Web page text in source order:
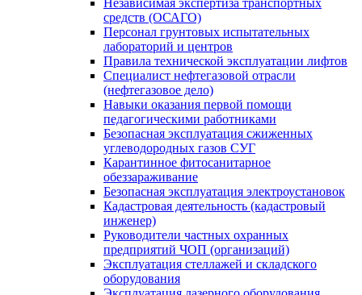
Независимая экспертиза транспортных
средств (ОСАГО)
Персонал грунтовых испытательных
лабораторий и центров
Правила технической эксплуатации лифтов
Специалист нефтегазовой отрасли
(нефтегазовое дело)
Навыки оказания первой помощи
педагогическими работниками
Безопасная эксплуатация сжиженных
углеводородных газов СУГ
Карантинное фитосанитарное
обеззараживание
Безопасная эксплуатация электроустановок
Кадастровая деятельность (кадастровый
инженер)
Руководители частных охранных
предприятий ЧОП (организаций)
Эксплуатация стеллажей и складского
оборудования